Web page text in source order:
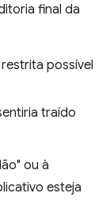
final da
possível
traído
ou à
esteja